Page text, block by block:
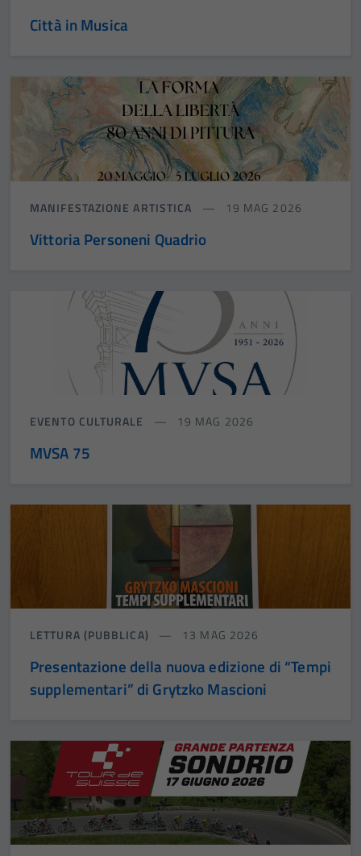
Città in Musica
MANIFESTAZIONE ARTISTICA 19 MAG 2026
Vittoria Personeni Quadrio
EVENTO CULTURALE 19 MAG 2026
MVSA 75
LETTURA (PUBBLICA) 13 MAG 2026
Presentazione della nuova edizione di “Tempi
supplementari” di Grytzko Mascioni